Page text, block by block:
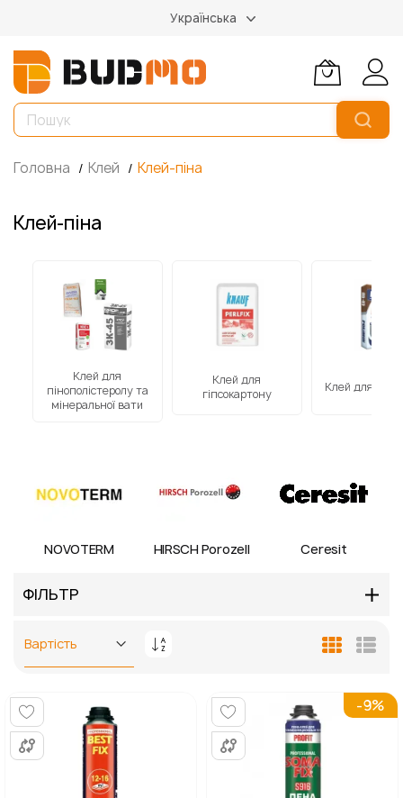
Українська
Головна Клей Клей-піна
Клей-піна
Клей для
пінополістеролу та
мінеральної вати
Клей для
гіпсокартону
Клей для
NOVOTERM HIRSCH Porozell Ceresit
ФІЛЬТР
Сортувати
збільшення
-9%